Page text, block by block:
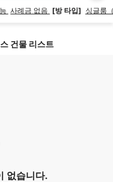
사례금 없음 [방 타입] 싱글룸
건물 리스트
없습니다.